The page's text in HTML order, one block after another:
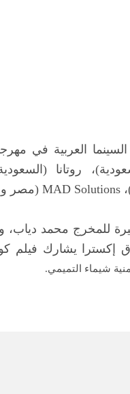
في مهرجان
شيماء التميمي.